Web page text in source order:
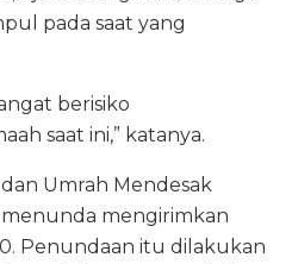
pada saat yang
berisiko
saat ini,” katanya.
Umrah Mendesak
mengirimkan
Penundaan itu dilakukan